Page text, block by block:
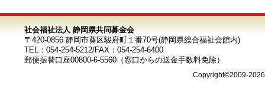
社会福祉法人 静岡県共同募金会
〒420-0856 静岡市葵区駿府町１番70号(静岡県総合福祉会館内)
TEL：054-254-5212/FAX：054-254-6400
郵便振替口座00800-6-5560（窓口からの送金手数料免除）
Copyright©2009-